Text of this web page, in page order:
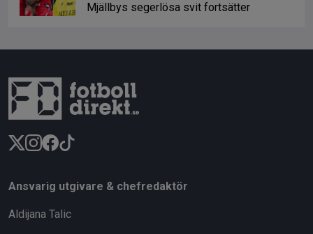
Mjällbys segerlösa svit fortsätter
Ansvarig utgivare & chefredaktör
Aldijana Talic